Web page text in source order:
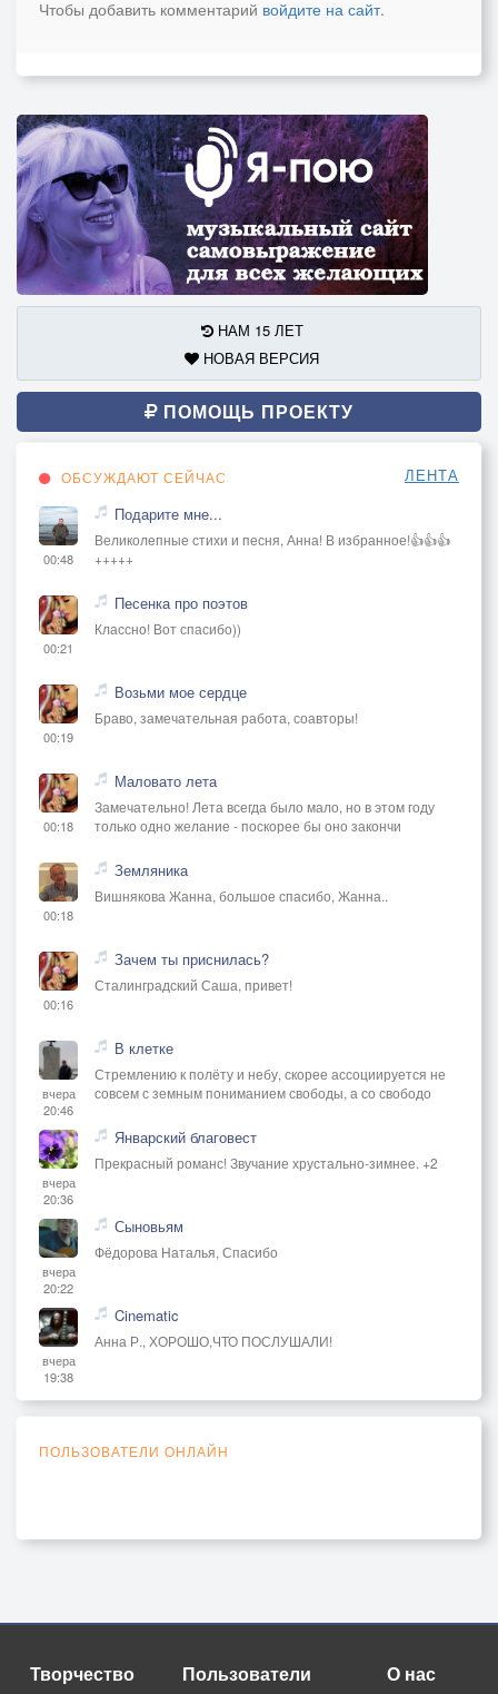
Чтобы добавить комментарий войдите на сайт.
НАМ 15 ЛЕТ
НОВАЯ ВЕРСИЯ
ПОМОЩЬ ПРОЕКТУ
ОБСУЖДАЮТ СЕЙЧАС ЛЕНТА
00:48
Подарите мне...
Великолепные стихи и песня, Анна! В избранное!👍👍👍
+++++
00:21
Песенка про поэтов
Классно! Вот спасибо))
00:19
Возьми мое сердце
Браво, замечательная работа, соавторы!
00:18
Маловато лета
Замечательно! Лета всегда было мало, но в этом году
только одно желание - поскорее бы оно закончи
00:18
Земляника
Вишнякова Жанна, большое спасибо, Жанна..
00:16
Зачем ты приснилась?
Сталинградский Саша, привет!
вчера
20:46
В клетке
Стремлению к полёту и небу, скорее ассоциируется не
совсем с земным пониманием свободы, а со свободо
вчера
20:36
Январский благовест
Прекрасный романс! Звучание хрустально-зимнее. +2
вчера
20:22
Сыновьям
Фёдорова Наталья, Спасибо
вчера
19:38
Cinematic
Анна Р., ХОРОШО,ЧТО ПОСЛУШАЛИ!
ПОЛЬЗОВАТЕЛИ ОНЛАЙН
Творчество Пользователи О нас